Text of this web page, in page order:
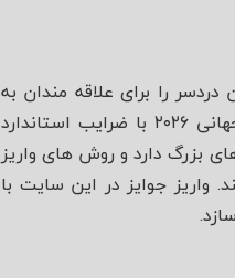
را برای علاقه‌ مندان به
فوتبال ایجاد کرده است. در بخش فوتبالی این سایت، تمام بازی‌ های مقدماتی و اصلی جام جهانی ۲۰۲۶ با ضرایب استاندارد
بزرگ دارد و روش‌ های واریز
واریز جوایز در این سایت با